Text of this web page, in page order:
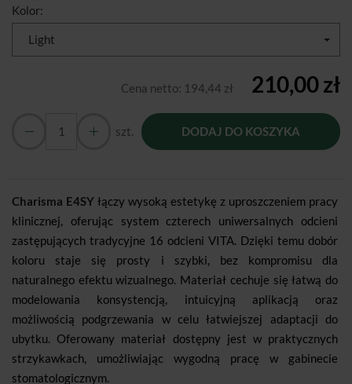
Kolor:
Light
Cena netto: 194,44 zł 210,00 zł
szt. DODAJ DO KOSZYKA
Charisma E4SY łączy wysoką estetykę z uproszczeniem pracy
klinicznej, oferując system czterech uniwersalnych odcieni
zastępujących tradycyjne 16 odcieni VITA. Dzięki temu dobór
koloru staje się prosty i szybki, bez kompromisu dla
naturalnego efektu wizualnego. Materiał cechuje się łatwą do
modelowania konsystencją, intuicyjną aplikacją oraz
możliwością podgrzewania w celu łatwiejszej adaptacji do
ubytku. Oferowany materiał dostępny jest w praktycznych
strzykawkach, umożliwiając wygodną pracę w gabinecie
stomatologicznym.